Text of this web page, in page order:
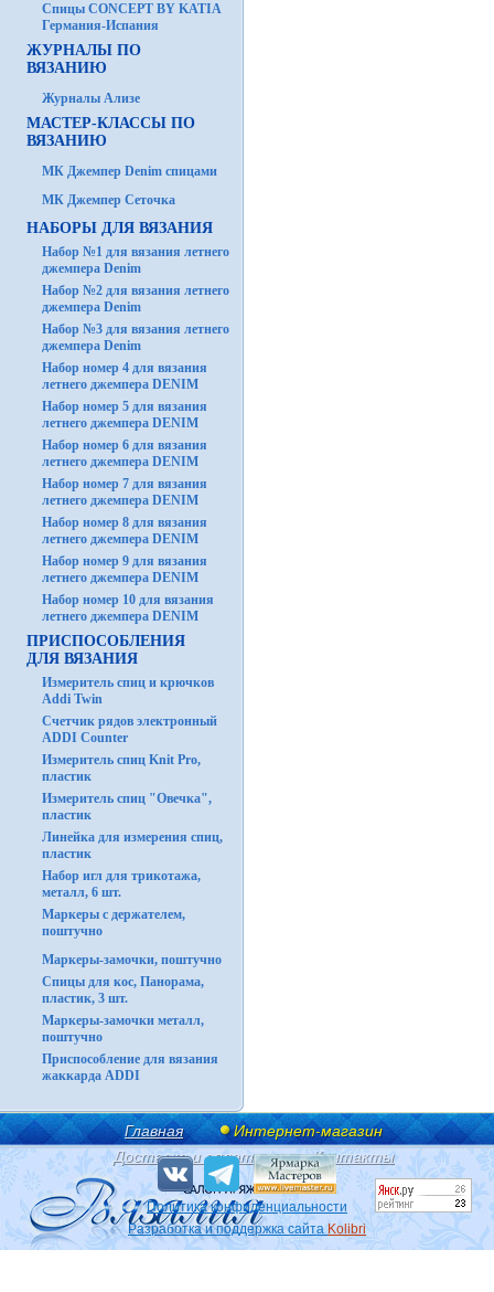
Спицы CONCEPT BY KATIA
Германия-Испания
ЖУРНАЛЫ ПО
ВЯЗАНИЮ
Журналы Ализе
МАСТЕР-КЛАССЫ ПО
ВЯЗАНИЮ
МК Джемпер Denim спицами
МК Джемпер Сеточка
НАБОРЫ ДЛЯ ВЯЗАНИЯ
Набор №1 для вязания летнего
джемпера Denim
Набор №2 для вязания летнего
джемпера Denim
Набор №3 для вязания летнего
джемпера Denim
Набор номер 4 для вязания
летнего джемпера DENIM
Набор номер 5 для вязания
летнего джемпера DENIM
Набор номер 6 для вязания
летнего джемпера DENIM
Набор номер 7 для вязания
летнего джемпера DENIM
Набор номер 8 для вязания
летнего джемпера DENIM
Набор номер 9 для вязания
летнего джемпера DENIM
Набор номер 10 для вязания
летнего джемпера DENIM
ПРИСПОСОБЛЕНИЯ
ДЛЯ ВЯЗАНИЯ
Измеритель спиц и крючков
Addi Twin
Счетчик рядов электронный
ADDI Counter
Измеритель спиц Knit Pro,
пластик
Измеритель спиц "Овечка",
пластик
Линейка для измерения спиц,
пластик
Набор игл для трикотажа,
металл, 6 шт.
Маркеры с держателем,
поштучно
Маркеры-замочки, поштучно
Спицы для кос, Панорама,
пластик, 3 шт.
Маркеры-замочки металл,
поштучно
Приспособление для вязания
жаккарда ADDI
Главная
Интернет-магазин
Доставка и оплата
Контакты
Политика конфиденциальности
Разработка и поддержка сайта Kolibri